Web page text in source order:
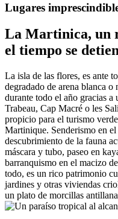
Lugares
La Martinica, un
el tiempo se
La isla de las flores, es ante
degradado de arena blanca o
durante todo el año gracias
Trabeau, Cap Macré o les
propicio para el turismo
Martinique. Senderismo en
descubrimiento de la fauna
máscara y tubo, paseo en
barranquismo en el macizo
todo, es un rico patrimonio
jardines y otras viviendas
un plato de morcillas